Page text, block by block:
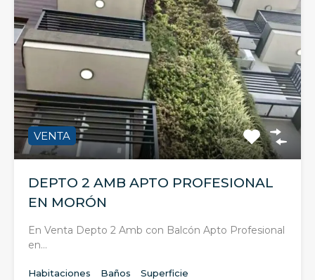
VENTA
DEPTO 2 AMB APTO PROFESIONAL
EN MORÓN
En Venta Depto 2 Amb con Balcón Apto Profesional
en…
Habitaciones
Baños
Superficie